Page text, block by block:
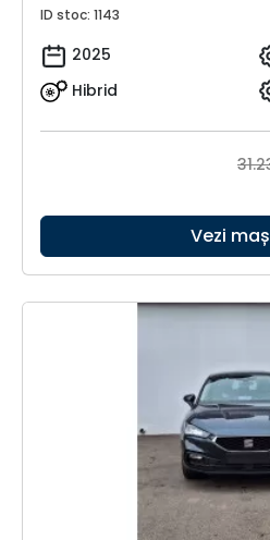
ID stoc: 1143
2025
Hibrid
Vezi